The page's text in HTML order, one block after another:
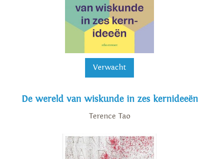
Verwacht
De wereld van wiskunde in zes kernideeën
Terence Tao